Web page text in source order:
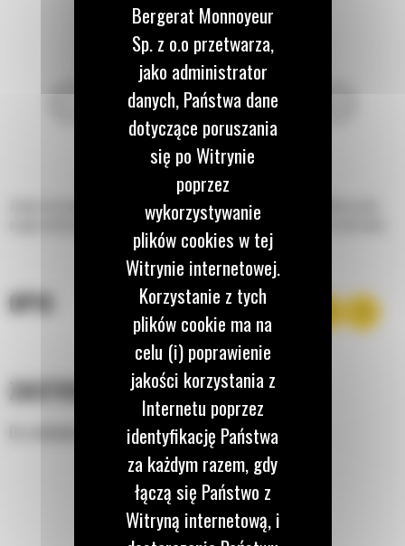
Zwiększona pojemność łyżek do materiałów lekkich w ładowarkach Cat® pozwala
osiągać maksymalną sprawność pracy przy przeładunku lekkich luźnych materiałów.
OPIS
ZASTOSOWANIE
Do załadunku lekkich luźnych materiałów.
Bergerat Monnoyeur
Sp. z o.o przetwarza,
jako administrator
danych, Państwa dane
dotyczące poruszania
się po Witrynie
poprzez
wykorzystywanie
plików cookies w tej
Witrynie internetowej.
Korzystanie z tych
plików cookie ma na
celu (i) poprawienie
jakości korzystania z
Internetu poprzez
identyfikację Państwa
za każdym razem, gdy
łączą się Państwo z
Witryną internetową, i